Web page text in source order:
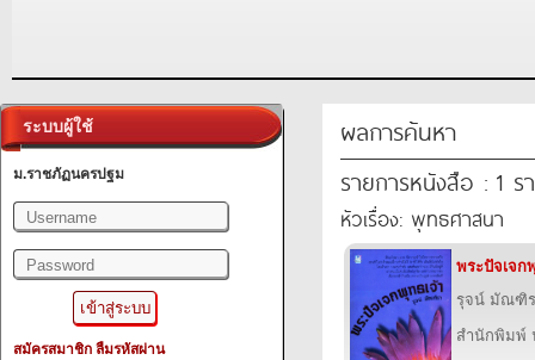
A PHP Error was encountered
Severity: Notice
Message: Undefined variable: uni_id
Filename: library/header.php
Line Number: 345
A PHP Error was encountered
Severity: Warning
Message: filemtime(): stat failed for
ระบบผู้ใช้
ม.ราชภัฏนครปฐม
สมัครสมาชิก ลืมรหัสผ่าน
ผลการค้นหา
รายการหนังสือ : 1 ร
หัวเรื่อง: พุทธศาสนา
พระปัจเจก
รุจน์ มัณฑิ
สำนักพิมพ์